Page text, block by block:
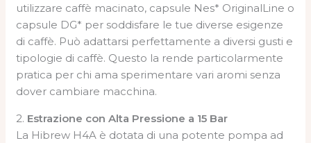
utilizzare caffè macinato, capsule Nes* OriginalLine o
capsule DG* per soddisfare le tue diverse esigenze
di caffè. Può adattarsi perfettamente a diversi gusti e
tipologie di caffè. Questo la rende particolarmente
pratica per chi ama sperimentare vari aromi senza
dover cambiare macchina.
2. Estrazione con Alta Pressione a 15 Bar
La Hibrew H4A è dotata di una potente pompa ad